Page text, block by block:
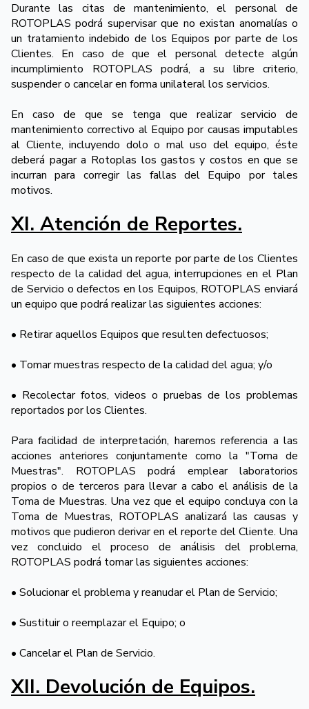
Durante las citas de mantenimiento, el personal de
ROTOPLAS podrá supervisar que no existan anomalías o
un tratamiento indebido de los Equipos por parte de los
Clientes. En caso de que el personal detecte algún
incumplimiento ROTOPLAS podrá, a su libre criterio,
suspender o cancelar en forma unilateral los servicios.
En caso de que se tenga que realizar servicio de
mantenimiento correctivo al Equipo por causas imputables
al Cliente, incluyendo dolo o mal uso del equipo, éste
deberá pagar a Rotoplas los gastos y costos en que se
incurran para corregir las fallas del Equipo por tales
motivos.
XI. Atención de Reportes.
En caso de que exista un reporte por parte de los Clientes
respecto de la calidad del agua, interrupciones en el Plan
de Servicio o defectos en los Equipos, ROTOPLAS enviará
un equipo que podrá realizar las siguientes acciones:
• Retirar aquellos Equipos que resulten defectuosos;
• Tomar muestras respecto de la calidad del agua; y/o
• Recolectar fotos, videos o pruebas de los problemas
reportados por los Clientes.
Para facilidad de interpretación, haremos referencia a las
acciones anteriores conjuntamente como la "Toma de
Muestras". ROTOPLAS podrá emplear laboratorios
propios o de terceros para llevar a cabo el análisis de la
Toma de Muestras. Una vez que el equipo concluya con la
Toma de Muestras, ROTOPLAS analizará las causas y
motivos que pudieron derivar en el reporte del Cliente. Una
vez concluido el proceso de análisis del problema,
ROTOPLAS podrá tomar las siguientes acciones:
• Solucionar el problema y reanudar el Plan de Servicio;
• Sustituir o reemplazar el Equipo; o
• Cancelar el Plan de Servicio.
XII. Devolución de Equipos.